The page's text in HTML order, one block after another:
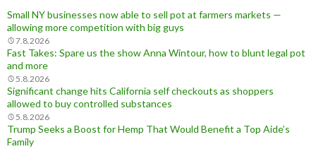
Small NY businesses now able to sell pot at farmers markets —
allowing more competition with big guys
7.8.2026
Fast Takes: Spare us the show Anna Wintour, how to blunt legal pot
and more
5.8.2026
Significant change hits California self checkouts as shoppers
allowed to buy controlled substances
5.8.2026
Trump Seeks a Boost for Hemp That Would Benefit a Top Aide’s
Family